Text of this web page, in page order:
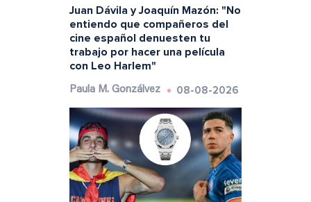
Juan Dávila y Joaquín Mazón: "No
entiendo que compañeros del
cine español denuesten tu
trabajo por hacer una película
con Leo Harlem"
Paula M. Gonzálvez 08-08-2026